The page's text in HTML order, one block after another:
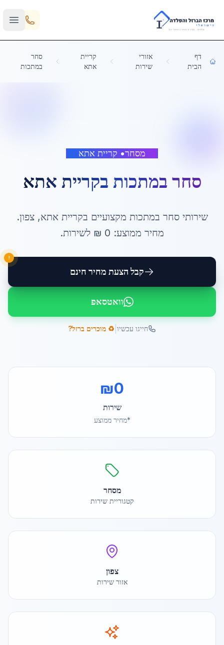
Skip to main content
דף
הבית
אזורי
שירות
קריית
אתא
סחר
במתכות
מסחר• קריית אתא
סחר במתכות בקריית אתא
שירותיסחר במתכות מקצועיים בקריית אתא,צפון.
מחיר ממוצע: 0 ₪ לשירות.
קבל הצעת מחיר חינם
!
וואטסאפ
חייגו עכשיו ♻️ מוכרים ברזל?
₪0
שירות
*מחיר ממוצע
מסחר
קטגוריית שירות
צפון
אזור שירות